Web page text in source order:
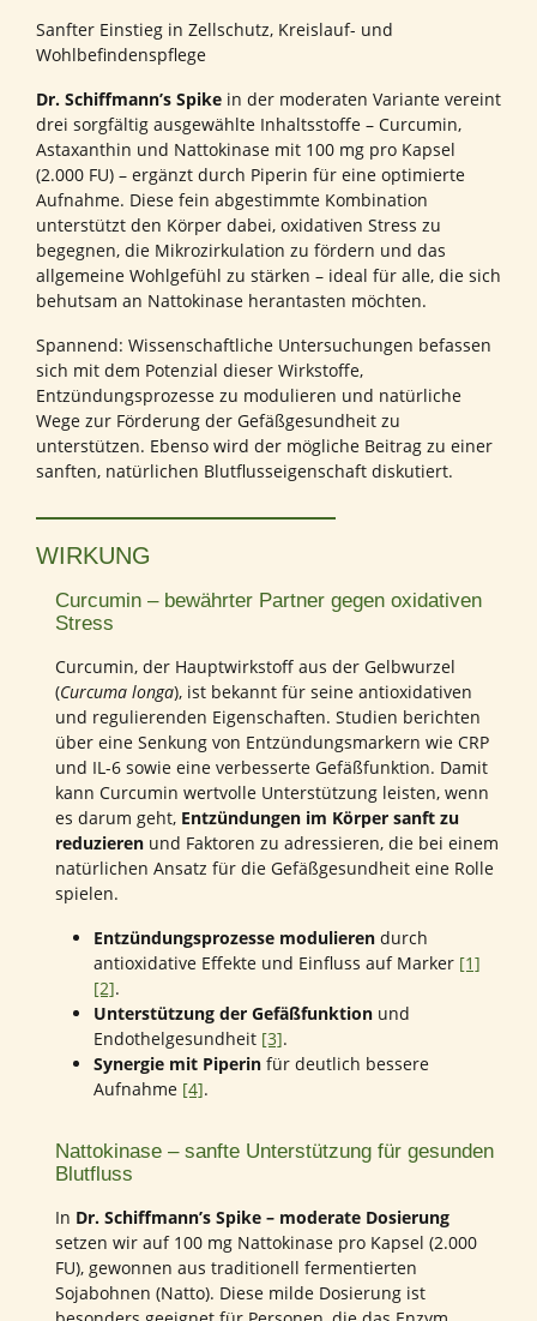
Sanfter Einstieg in Zellschutz, Kreislauf- und
Wohlbefindenspflege
Dr. Schiffmann’s Spike in der moderaten Variante vereint
drei sorgfältig ausgewählte Inhaltsstoffe – Curcumin,
Astaxanthin und Nattokinase mit 100 mg pro Kapsel
(2.000 FU) – ergänzt durch Piperin für eine optimierte
Aufnahme. Diese fein abgestimmte Kombination
unterstützt den Körper dabei, oxidativen Stress zu
begegnen, die Mikrozirkulation zu fördern und das
allgemeine Wohlgefühl zu stärken – ideal für alle, die sich
behutsam an Nattokinase herantasten möchten.
Spannend: Wissenschaftliche Untersuchungen befassen
sich mit dem Potenzial dieser Wirkstoffe,
Entzündungsprozesse zu modulieren und natürliche
Wege zur Förderung der Gefäßgesundheit zu
unterstützen. Ebenso wird der mögliche Beitrag zu einer
sanften, natürlichen Blutflusseigenschaft diskutiert.
WIRKUNG
Curcumin – bewährter Partner gegen oxidativen
Stress
Curcumin, der Hauptwirkstoff aus der Gelbwurzel
(Curcuma longa), ist bekannt für seine antioxidativen
und regulierenden Eigenschaften. Studien berichten
über eine Senkung von Entzündungsmarkern wie CRP
und IL-6 sowie eine verbesserte Gefäßfunktion. Damit
kann Curcumin wertvolle Unterstützung leisten, wenn
es darum geht, Entzündungen im Körper sanft zu
reduzieren und Faktoren zu adressieren, die bei einem
natürlichen Ansatz für die Gefäßgesundheit eine Rolle
spielen.
Entzündungsprozesse modulieren durch
antioxidative Effekte und Einfluss auf Marker [1]
[2].
Unterstützung der Gefäßfunktion und
Endothelgesundheit [3].
Synergie mit Piperin für deutlich bessere
Aufnahme [4].
Nattokinase – sanfte Unterstützung für gesunden
Blutfluss
In Dr. Schiffmann’s Spike – moderate Dosierung
setzen wir auf 100 mg Nattokinase pro Kapsel (2.000
FU), gewonnen aus traditionell fermentierten
Sojabohnen (Natto). Diese milde Dosierung ist